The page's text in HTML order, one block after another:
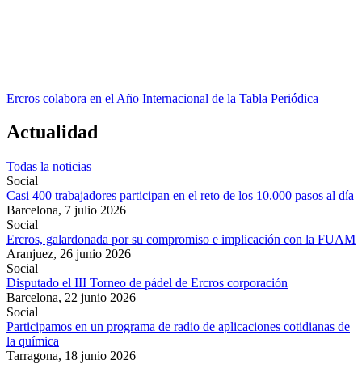
Ercros colabora en el Año Internacional de la Tabla Periódica
Actualidad
Todas la noticias
Social
Casi 400 trabajadores participan en el reto de los 10.000 pasos al día
Barcelona, 7 julio 2026
Social
Ercros, galardonada por su compromiso e implicación con la FUAM
Aranjuez, 26 junio 2026
Social
Disputado el III Torneo de pádel de Ercros corporación
Barcelona, 22 junio 2026
Social
Participamos en un programa de radio de aplicaciones cotidianas de
la química
Tarragona, 18 junio 2026